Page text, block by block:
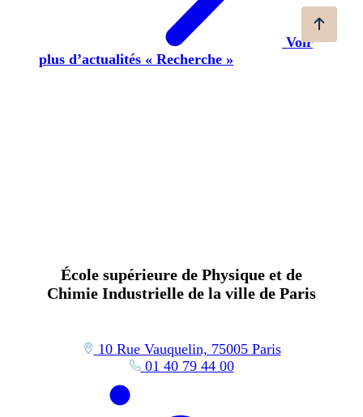
Voir
plus d’actualités « Recherche »
École supérieure de Physique et de
Chimie Industrielle de la ville de Paris
10 Rue Vauquelin, 75005 Paris
01 40 79 44 00